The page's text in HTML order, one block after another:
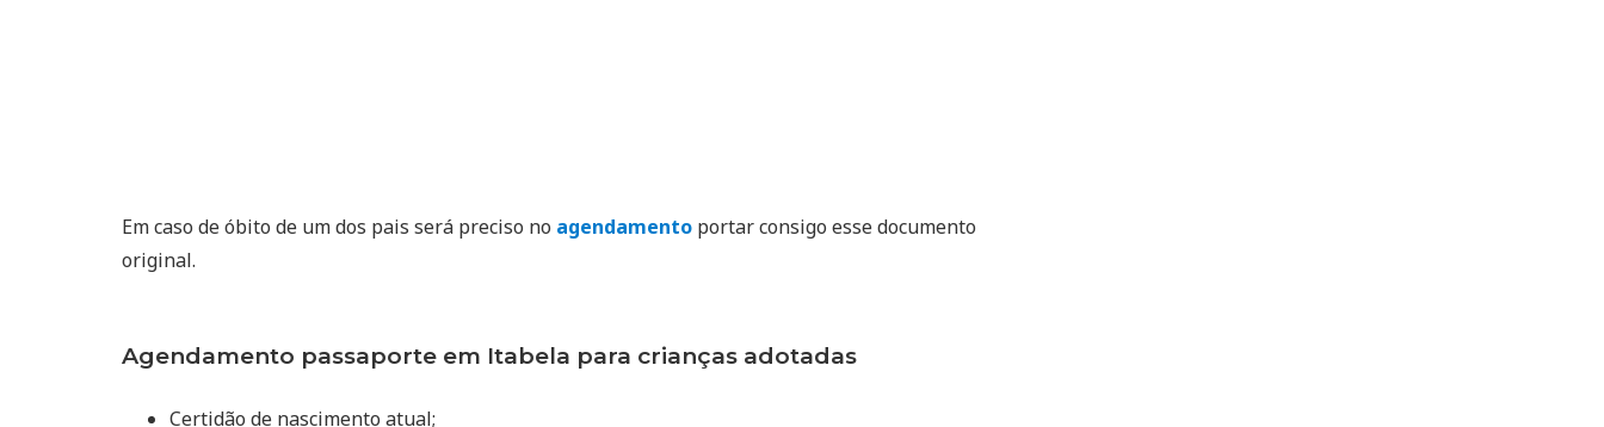
Em caso de óbito de um dos pais será preciso no agendamento portar consigo esse documento
original.
Agendamento passaporte em Itabela para crianças adotadas
Certidão de nascimento atual;